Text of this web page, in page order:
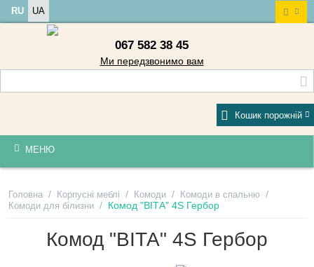
RU UA
067 582 38 45
Ми передзвонимо вам
Кошик порожній
МЕНЮ
Головна / Корпусні меблі / Комоди / Комоди в спальню /
Комоди для білизни / Комод "ВІТА" 4S Гербор
Комод "ВІТА" 4S Гербор